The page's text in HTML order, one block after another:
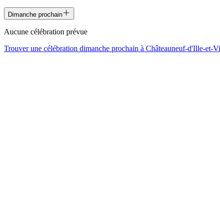
Dimanche prochain
Aucune célébration prévue
Trouver une célébration dimanche prochain à Châteauneuf-d'Ille-et-